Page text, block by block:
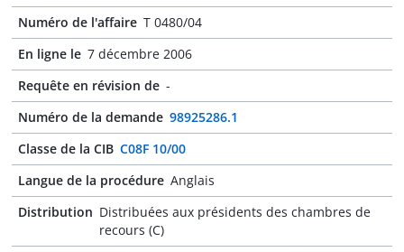
Numéro de l'affaire T 0480/04
En ligne le 7 décembre 2006
Requête en révision de -
Numéro de la demande 98925286.1
Classe de la CIB C08F 10/00
Langue de la procédure Anglais
Distribution Distribuées aux présidents des chambres de
recours (C)